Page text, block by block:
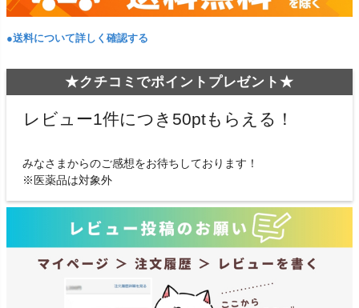
●送料について詳しく確認する
★クチコミでポイントプレゼント★
レビュー1件につき50ptもらえる！
みなさまからのご感想をお待ちしております！
※医薬品は対象外